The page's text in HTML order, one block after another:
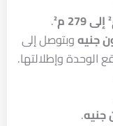
.
وبتوصل إلى
وإطلالتها.
.